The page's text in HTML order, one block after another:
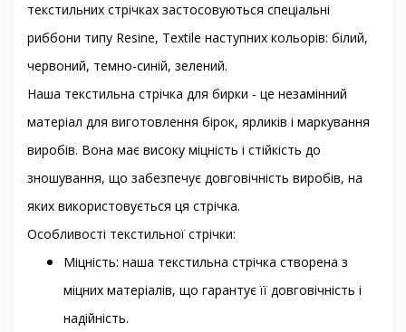
текстильних стрічках застосовуються спеціальні
риббони типу Resine, Textile наступних кольорів: білий,
червоний, темно-синій, зелений.
Наша текстильна стрічка для бирки - це незамінний
матеріал для виготовлення бірок, ярликів і маркування
виробів. Вона має високу міцність і стійкість до
зношування, що забезпечує довговічність виробів, на
яких використовується ця стрічка.
Особливості текстильної стрічки:
Міцність: наша текстильна стрічка створена з
міцних матеріалів, що гарантує її довговічність і
надійність.